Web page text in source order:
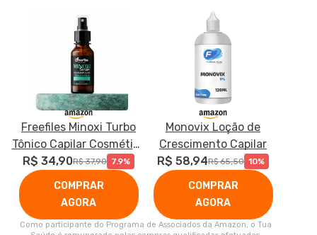
Freefiles Minoxi Turbo
Tônico Capilar Cosmético
100ml | Uso Diário | Para
Homens e Mulheres |
Cuidado dos Fios e Couro
R$ 34,90R$ 37,90 7.9%
COMPRAR
AGORA
Monovix Loção de
Crescimento Capilar
R$ 58,94R$ 65,50 10%
COMPRAR
AGORA
Como participante do Programa de Associados da Amazon, o Tua